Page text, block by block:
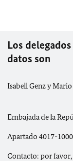
Los
datos son
Isabell Genz y
Embajada de la
Apartado 4017-1000
Contacto: por